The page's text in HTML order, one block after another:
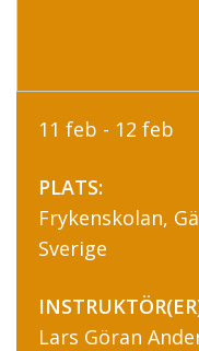
11 feb - 12 feb
PLATS:
Frykenskolan,
Sverige
Lars Göran